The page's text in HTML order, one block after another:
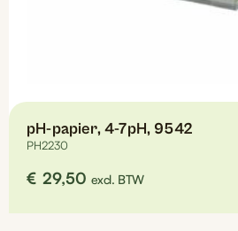
pH-papier, 4-7pH, 9542
PH2230
€ 29,50 excl. BTW